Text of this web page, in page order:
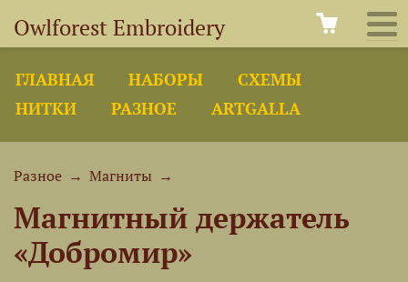
Owlforest Embroidery
ГЛАВНАЯ НАБОРЫ
СХЕМЫ
НИТКИ
РАЗНОЕ ARTGALLA
Разное → Магниты →
Магнитный держатель
«Добромир»